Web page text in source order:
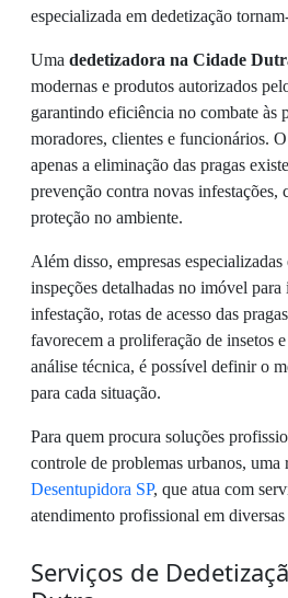
especializada em dedetização
Uma dedetizadora na Cidade
modernas e produtos autorizados
garantindo eficiência no combate às
moradores, clientes e funcionários.
apenas a eliminação das pragas
prevenção contra novas infestações,
proteção no ambiente.
Além disso, empresas
inspeções detalhadas no imóvel
infestação, rotas de acesso das
favorecem a proliferação de insetos
análise técnica, é possível definir o
para cada situação.
Para quem procura soluções
controle de problemas urbanos, uma
Desentupidora SP, que atua com
atendimento profissional em
Serviços de